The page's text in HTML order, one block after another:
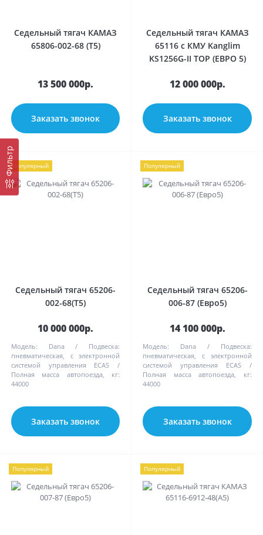
Фильтр
Седельный тягач КАМАЗ
65806-002-68 (T5)
13 500 000р.
Заказать звонок
Седельный тягач КАМАЗ
65116 с КМУ Kanglim
KS1256G-II TOP (ЕВРО 5)
12 000 000р.
Заказать звонок
Популярный
Седельный тягач 65206-
002-68(Т5)
10 000 000р.
Модель: Dana
Подвеска:
пневматическая, с электронной
системой управления ECAS
Полная масса автопоезда, кг:
44000
Заказать звонок
Популярный
Седельный тягач 65206-
006-87 (Евро5)
14 100 000р.
Модель: Dana
Подвеска:
пневматическая, с электронной
системой управления ECAS
Полная масса автопоезда, кг:
44000
Заказать звонок
Популярный Популярный